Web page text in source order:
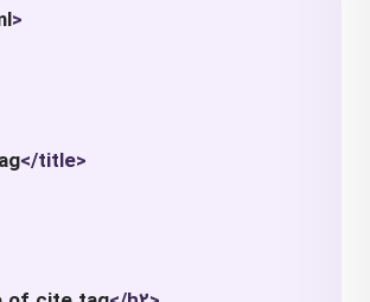
>
</title>